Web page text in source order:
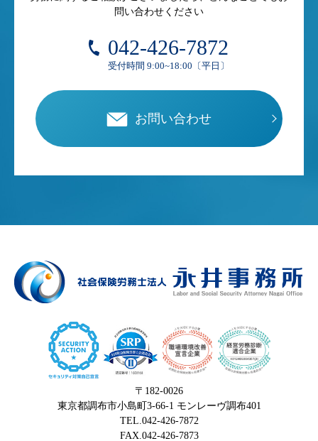
問い合わせください
042-426-7872
受付時間 9:00~18:00〔平日〕
お問い合わせ
〒182-0026
東京都調布市小島町3-66-1 モンレーヴ調布401
TEL.042-426-7872
FAX.042-426-7873